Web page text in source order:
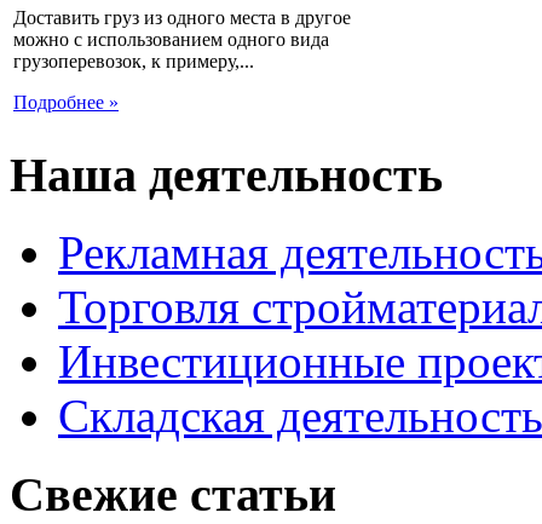
Доставить груз из одного места в другое
можно с использованием одного вида
грузоперевозок, к примеру,...
Подробнее »
Наша деятельность
Рекламная
Торговля
Инвестиционные
Складская деятельность
Свежие статьи